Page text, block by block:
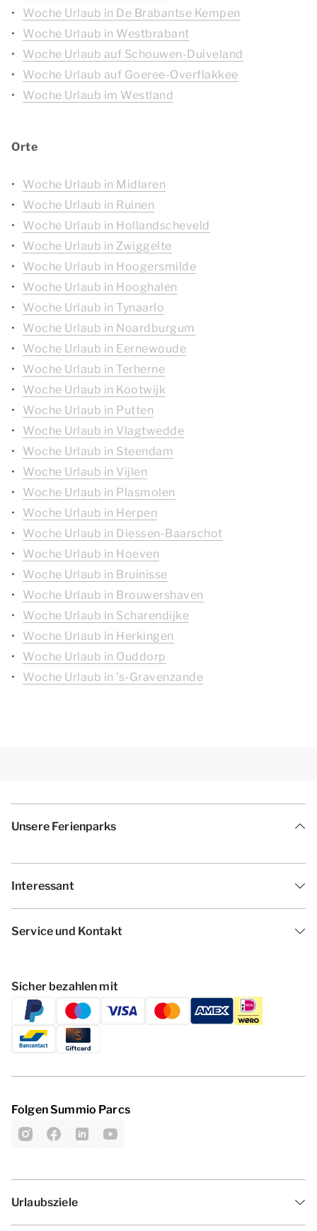
Woche Urlaub in De Brabantse Kempen
Woche Urlaub in Westbrabant
Woche Urlaub auf Schouwen-Duiveland
Woche Urlaub auf Goeree-Overflakkee
Woche Urlaub im Westland
Orte
Woche Urlaub in Midlaren
Woche Urlaub in Ruinen
Woche Urlaub in Hollandscheveld
Woche Urlaub in Zwiggelte
Woche Urlaub in Hoogersmilde
Woche Urlaub in Hooghalen
Woche Urlaub in Tynaarlo
Woche Urlaub in Noardburgum
Woche Urlaub in Eernewoude
Woche Urlaub in Terherne
Woche Urlaub in Kootwijk
Woche Urlaub in Putten
Woche Urlaub in Vlagtwedde
Woche Urlaub in Steendam
Woche Urlaub in Vijlen
Woche Urlaub in Plasmolen
Woche Urlaub in Herpen
Woche Urlaub in Diessen-Baarschot
Woche Urlaub in Hoeven
Woche Urlaub in Bruinisse
Woche Urlaub in Brouwershaven
Woche Urlaub in Scharendijke
Woche Urlaub in Herkingen
Woche Urlaub in Ouddorp
Woche Urlaub in 's-Gravenzande
Unsere Ferienparks
Interessant
Service und Kontakt
Sicher bezahlen mit
Folgen Summio Parcs
Urlaubsziele